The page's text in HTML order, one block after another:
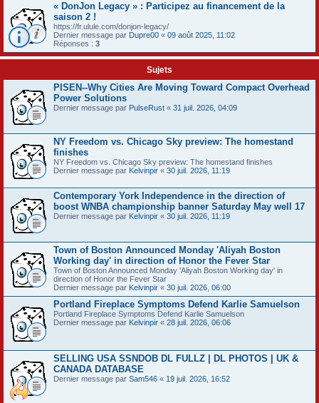
« DonJon Legacy » : Participez au financement de la
saison 2 !
https://fr.ulule.com/donjon-legacy/
Dernier message par Dupre00 « 09 août 2025, 11:02
Réponses : 3
Sujets
PISEN--Why Cities Are Moving Toward Compact Overhead
Power Solutions
Dernier message par PulseRust « 31 juil. 2026, 04:09
NY Freedom vs. Chicago Sky preview: The homestand
finishes
NY Freedom vs. Chicago Sky preview: The homestand finishes
Dernier message par Kelvinpir « 30 juil. 2026, 11:19
Contemporary York Independence in the direction of
boost WNBA championship banner Saturday May well 17
Dernier message par Kelvinpir « 30 juil. 2026, 11:19
Town of Boston Announced Monday 'Aliyah Boston
Working day' in direction of Honor the Fever Star
Town of Boston Announced Monday 'Aliyah Boston Working day' in
direction of Honor the Fever Star
Dernier message par Kelvinpir « 30 juil. 2026, 06:00
Portland Fireplace Symptoms Defend Karlie Samuelson
Portland Fireplace Symptoms Defend Karlie Samuelson
Dernier message par Kelvinpir « 28 juil. 2026, 06:06
SELLING USA SSNDOB DL FULLZ | DL PHOTOS | UK &
CANADA DATABASE
Dernier message par Sam546 « 19 juil. 2026, 16:52